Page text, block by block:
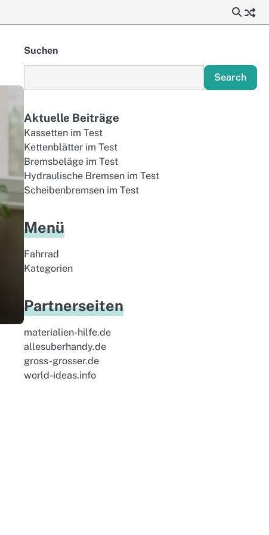
Suchen
Search
Aktuelle Beiträge
Kassetten im Test
Kettenblätter im Test
Bremsbeläge im Test
Hydraulische Bremsen im Test
Scheibenbremsen im Test
Menü
Fahrrad
Kategorien
Partnerseiten
materialien-hilfe.de
allesuberhandy.de
gross-grosser.de
world-ideas.info